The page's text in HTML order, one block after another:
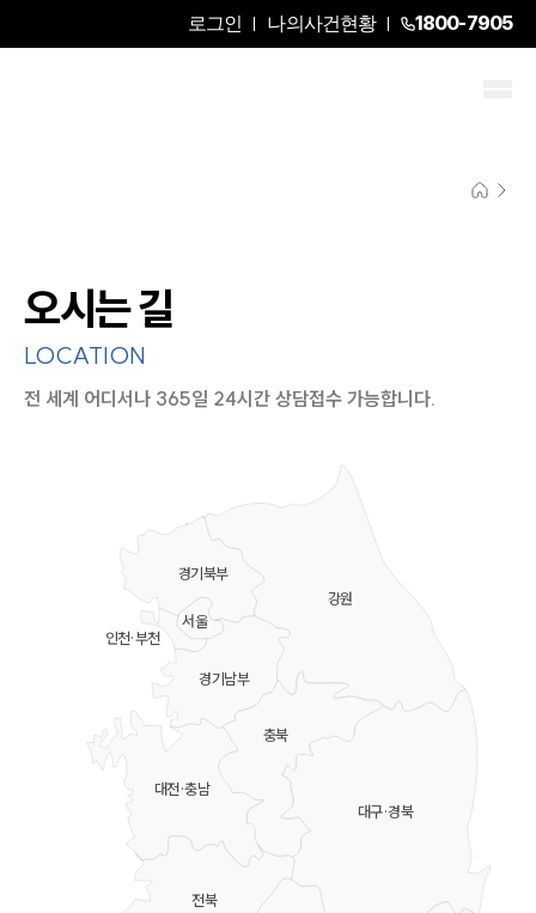
로그인 나의사건현황 1800-7905
오시는 길
LOCATION
전 세계 어디서나 365일 24시간 상담접수 가능합니다.
강원
충북
대전·충남
대구·경북
전북
경기북부
경기남부
서울
인천·부천